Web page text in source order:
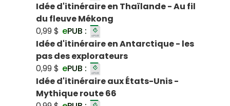
Idée d'itinéraire en Thaïlande - Au fil
du fleuve Mékong
0,99 $ ePUB :
Idée d'itinéraire en Antarctique - les
pas des explorateurs
0,99 $ ePUB :
Idée d'itinéraire aux États-Unis -
Mythique route 66